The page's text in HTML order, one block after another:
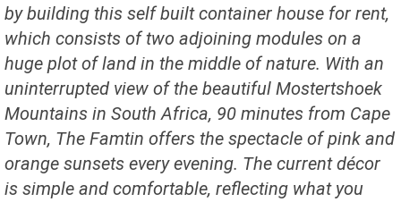
by building this self built container house for rent,
which consists of two adjoining modules on a
huge plot of land in the middle of nature. With an
uninterrupted view of the beautiful Mostertshoek
Mountains in South Africa, 90 minutes from Cape
Town, The Famtin offers the spectacle of pink and
orange sunsets every evening. The current décor
is simple and comfortable, reflecting what you